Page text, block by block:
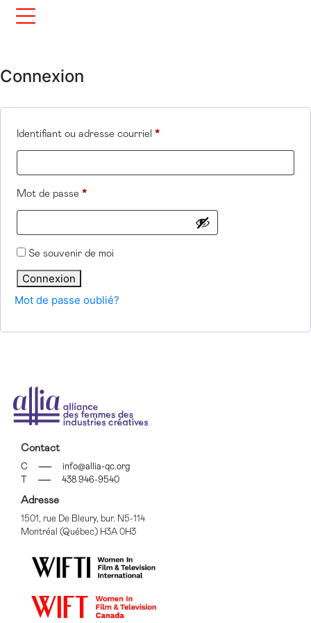
Connexion
Identifiant ou adresse courriel *Obligatoire
Mot de passe *Obligatoire
Se souvenir de moi
Connexion
Mot de passe oublié?
Contact
C
info@allia-qc.org
438 946-9540
Adresse
1501, rue De Bleury, bur. N5-114
Montréal (Québec) H3A 0H3